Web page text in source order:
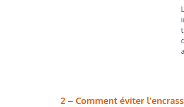
2 – Comment éviter